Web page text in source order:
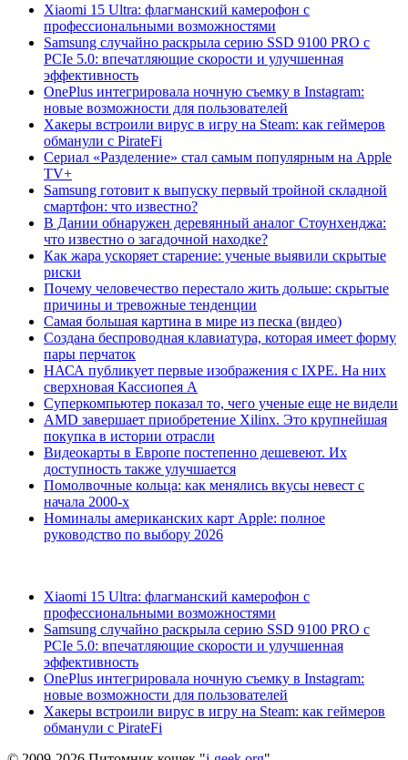
Xiaomi 15 Ultra: флагманский камерофон с
профессиональными возможностями
Samsung случайно раскрыла серию SSD 9100 PRO с
PCIe 5.0: впечатляющие скорости и улучшенная
эффективность
OnePlus интегрировала ночную съемку в Instagram:
новые возможности для пользователей
Хакеры встроили вирус в игру на Steam: как геймеров
обманули с PirateFi
Сериал «Разделение» стал самым популярным на Apple
TV+
Samsung готовит к выпуску первый тройной складной
смартфон: что известно?
В Дании обнаружен деревянный аналог Стоунхенджа:
что известно о загадочной находке?
Как жара ускоряет старение: ученые выявили скрытые
риски
Почему человечество перестало жить дольше: скрытые
причины и тревожные тенденции
Самая большая картина в мире из песка (видео)
Создана беспроводная клавиатура, которая имеет форму
пары перчаток
НАСА публикует первые изображения с IXPE. На них
сверхновая Кассиопея А
Суперкомпьютер показал то, чего ученые еще не видели
AMD завершает приобретение Xilinx. Это крупнейшая
покупка в истории отрасли
Видеокарты в Европе постепенно дешевеют. Их
доступность также улучшается
Помолвочные кольца: как менялись вкусы невест с
начала 2000-х
Номиналы американских карт Apple: полное
руководство по выбору 2026
Xiaomi 15 Ultra: флагманский камерофон с
профессиональными возможностями
Samsung случайно раскрыла серию SSD 9100 PRO с
PCIe 5.0: впечатляющие скорости и улучшенная
эффективность
OnePlus интегрировала ночную съемку в Instagram:
новые возможности для пользователей
Хакеры встроили вирус в игру на Steam: как геймеров
обманули с PirateFi